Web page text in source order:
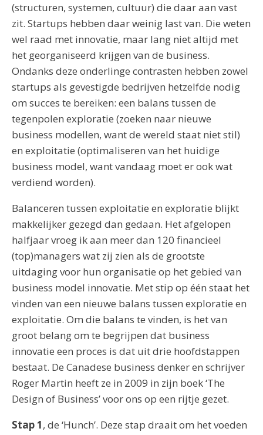
(structuren, systemen, cultuur) die daar aan vast
zit. Startups hebben daar weinig last van. Die weten
wel raad met innovatie, maar lang niet altijd met
het georganiseerd krijgen van de business.
Ondanks deze onderlinge contrasten hebben zowel
startups als gevestigde bedrijven hetzelfde nodig
om succes te bereiken: een balans tussen de
tegenpolen exploratie (zoeken naar nieuwe
business modellen, want de wereld staat niet stil)
en exploitatie (optimaliseren van het huidige
business model, want vandaag moet er ook wat
verdiend worden).
Balanceren tussen exploitatie en exploratie blijkt
makkelijker gezegd dan gedaan. Het afgelopen
halfjaar vroeg ik aan meer dan 120 financieel
(top)managers wat zij zien als de grootste
uitdaging voor hun organisatie op het gebied van
business model innovatie. Met stip op één staat het
vinden van een nieuwe balans tussen exploratie en
exploitatie. Om die balans te vinden, is het van
groot belang om te begrijpen dat business
innovatie een proces is dat uit drie hoofdstappen
bestaat. De Canadese business denker en schrijver
Roger Martin heeft ze in 2009 in zijn boek ‘The
Design of Business’ voor ons op een rijtje gezet.
Stap 1, de ‘Hunch’. Deze stap draait om het voeden